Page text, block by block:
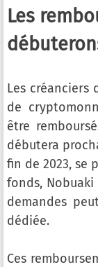
Les
Les créanciers
de
être
débutera
fin de 2023, se
fonds,
demandes
dédiée.
Ces